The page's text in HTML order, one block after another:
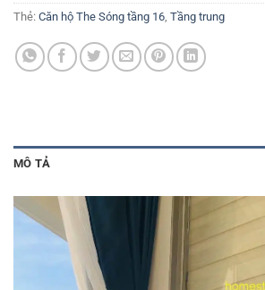
Thẻ: Căn hộ The Sóng tầng 16, Tầng trung
MÔ TẢ